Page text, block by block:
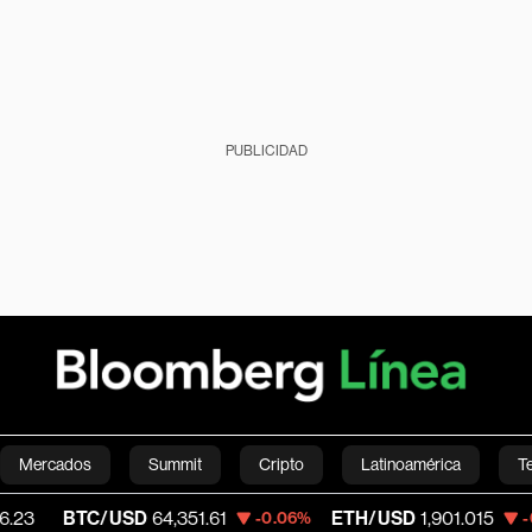
PUBLICIDAD
Mercados Summit Cripto Latinoamérica
Economía Estilo de vida Mundo Videos
USD 64,351.61 -0.06% ETH/USD 1,901.015 -0.25%